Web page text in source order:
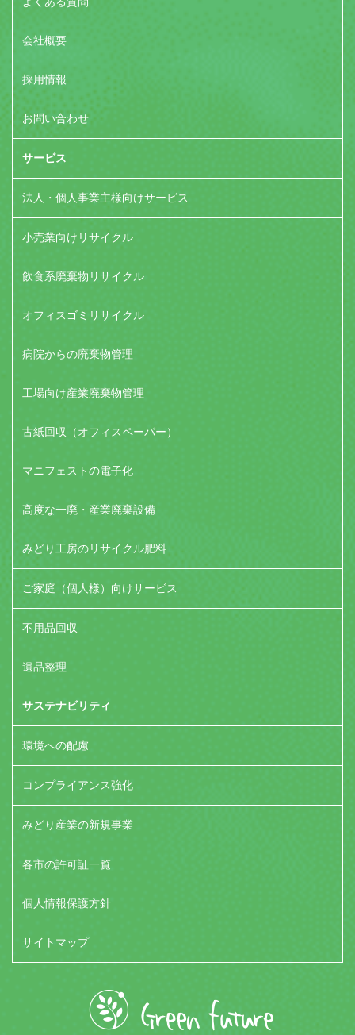
会社概要
採用情報
お問い合わせ
サービス
法人・個人事業主様向けサービス
小売業向けリサイクル
飲食系廃棄物リサイクル
オフィスゴミリサイクル
病院からの廃棄物管理
工場向け産業廃棄物管理
古紙回収（オフィスペーパー）
マニフェストの電子化
高度な一廃・産業廃棄設備
みどり工房のリサイクル肥料
ご家庭（個人様）向けサービス
不用品回収
遺品整理
サステナビリティ
環境への配慮
コンプライアンス強化
みどり産業の新規事業
各市の許可証一覧
個人情報保護方針
サイトマップ